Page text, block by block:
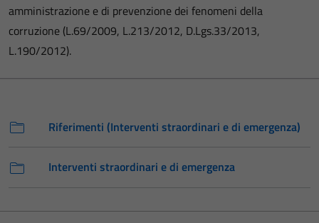
amministrazione e di prevenzione dei fenomeni della
corruzione (L.69/2009, L.213/2012, D.Lgs.33/2013,
L.190/2012).
Riferimenti (Interventi straordinari e di emergenza)
Interventi straordinari e di emergenza